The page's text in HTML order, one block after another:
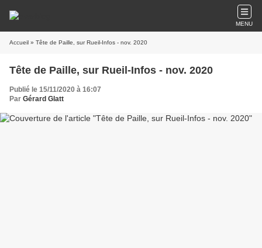
MENU
Accueil » Tête de Paille, sur Rueil-Infos - nov. 2020
Tête de Paille, sur Rueil-Infos - nov. 2020
Publié le 15/11/2020 à 16:07
Par Gérard Glatt